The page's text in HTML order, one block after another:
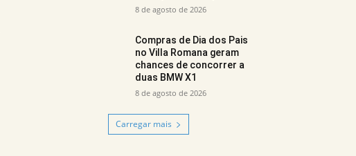
8 de agosto de 2026
Compras de Dia dos Pais
no Villa Romana geram
chances de concorrer a
duas BMW X1
8 de agosto de 2026
Carregar mais